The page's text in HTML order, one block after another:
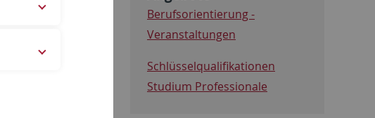
Berufsorientierung -
Veranstaltungen
Schlüsselqualifikationen
Studium Professionale